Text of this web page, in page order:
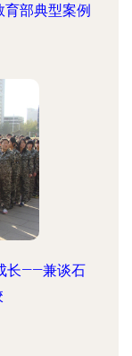
育部典型案例
长——兼谈石